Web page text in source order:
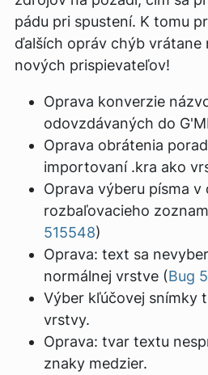
pádu pri spustení. K tomu
ďalších opráv chýb vrátane
nových prispievateľov!
Oprava konverzie
odovzdávaných do
Oprava obrátenia
importovaní .kra ako
Oprava výberu písma v
rozbaľovacieho
515548)
Oprava: text sa
normálnej vrstve (Bug
Výber kľúčovej snímky
vrstvy.
Oprava: tvar textu
znaky medzier.